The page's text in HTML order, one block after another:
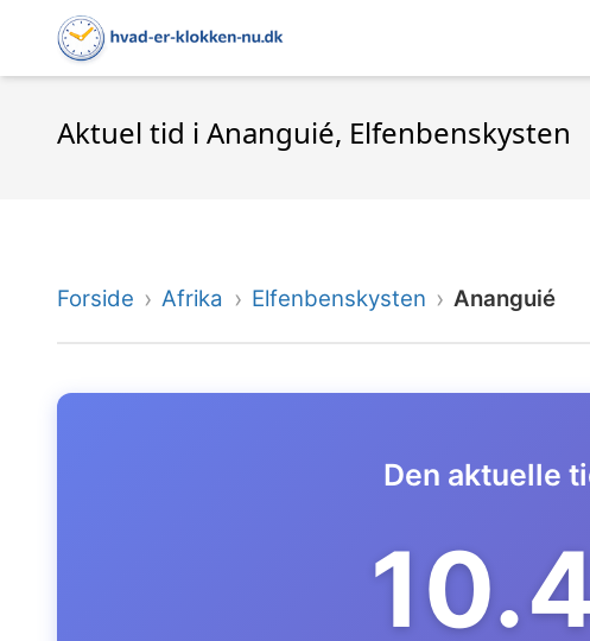
Aktuel tid i Ananguié, Elfenbenskysten
Forside Afrika Elfenbenskysten Ananguié
Den aktuelle